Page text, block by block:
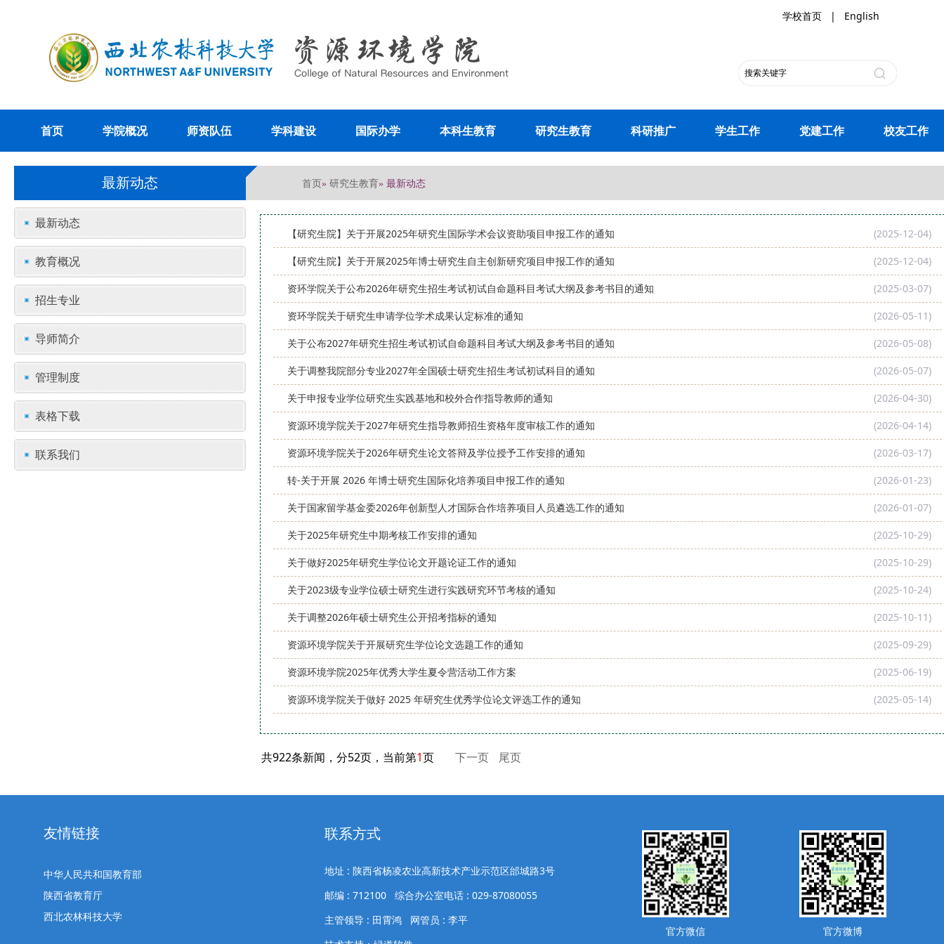
学校首页 | English
首页 学院概况 师资队伍 学科建设 国际办学 本科生教育 研究生教育 科研推广 学生工作 党建工作 校友工作
最新动态 首页» 研究生教育» 最新动态
最新动态
教育概况
招生专业
导师简介
管理制度
表格下载
联系我们
(2025-12-04)
【研究生院】关于开展2025年研究生国际学术会议资助项目申报工作的通知
(2025-12-04)
【研究生院】关于开展2025年博士研究生自主创新研究项目申报工作的通知
(2025-03-07)
资环学院关于公布2026年研究生招生考试初试自命题科目考试大纲及参考书目的通知
(2026-05-11)
资环学院关于研究生申请学位学术成果认定标准的通知
(2026-05-08)
关于公布2027年研究生招生考试初试自命题科目考试大纲及参考书目的通知
(2026-05-07)
关于调整我院部分专业2027年全国硕士研究生招生考试初试科目的通知
(2026-04-30)
关于申报专业学位研究生实践基地和校外合作指导教师的通知
(2026-04-14)
资源环境学院关于2027年研究生指导教师招生资格年度审核工作的通知
(2026-03-17)
资源环境学院关于2026年研究生论文答辩及学位授予工作安排的通知
(2026-01-23)
转-关于开展 2026 年博士研究生国际化培养项目申报工作的通知
(2026-01-07)
关于国家留学基金委2026年创新型人才国际合作培养项目人员遴选工作的通知
(2025-10-29)
关于2025年研究生中期考核工作安排的通知
(2025-10-29)
关于做好2025年研究生学位论文开题论证工作的通知
(2025-10-24)
关于2023级专业学位硕士研究生进行实践研究环节考核的通知
(2025-10-11)
关于调整2026年硕士研究生公开招考指标的通知
(2025-09-29)
资源环境学院关于开展研究生学位论文选题工作的通知
(2025-06-19)
资源环境学院2025年优秀大学生夏令营活动工作方案
(2025-05-14)
资源环境学院关于做好 2025 年研究生优秀学位论文评选工作的通知
共922条新闻，分52页，当前第1页 下一页 尾页
友情链接
中华人民共和国教育部
陕西省教育厅
西北农林科技大学
联系方式
地址 : 陕西省杨凌农业高新技术产业示范区邰城路3号
邮编 : 712100 综合办公室电话 : 029-87080055
主管领导 : 田霄鸿 网管员 : 李平
官方微信 官方微博